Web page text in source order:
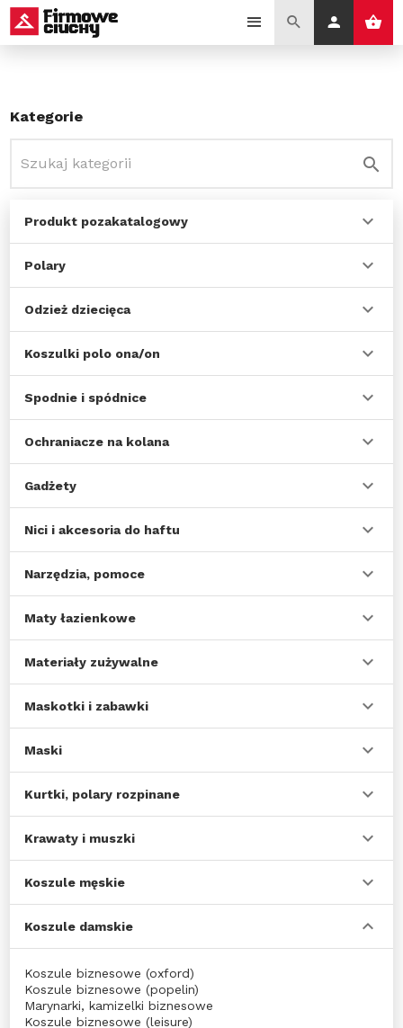
Kategorie
Produkt pozakatalogowy
Polary
Odzież dziecięca
Koszulki polo ona/on
Spodnie i spódnice
Ochraniacze na kolana
Gadżety
Nici i akcesoria do haftu
Narzędzia, pomoce
Maty łazienkowe
Materiały zużywalne
Maskotki i zabawki
Maski
Kurtki, polary rozpinane
Krawaty i muszki
Koszule męskie
Koszule damskie
Koszule biznesowe (oxford)
Koszule biznesowe (popelin)
Marynarki, kamizelki biznesowe
Koszule biznesowe (leisure)